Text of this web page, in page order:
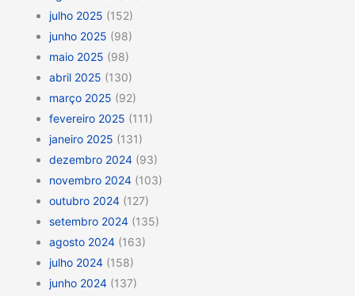
julho 2025 (152)
junho 2025 (98)
maio 2025 (98)
abril 2025 (130)
março 2025 (92)
fevereiro 2025 (111)
janeiro 2025 (131)
dezembro 2024 (93)
novembro 2024 (103)
outubro 2024 (127)
setembro 2024 (135)
agosto 2024 (163)
julho 2024 (158)
junho 2024 (137)